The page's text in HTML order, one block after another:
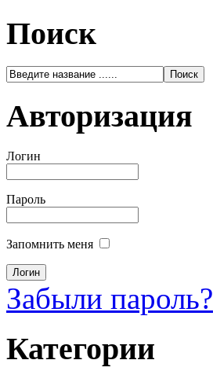
Поиск
Авторизация
Логин
Пароль
Запомнить меня
Забыли пароль?
Категории